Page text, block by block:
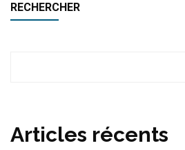
RECHERCHER
Articles récents